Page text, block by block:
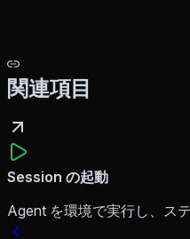
関連項目
Session の起動
Agent を環境で実行し、ス